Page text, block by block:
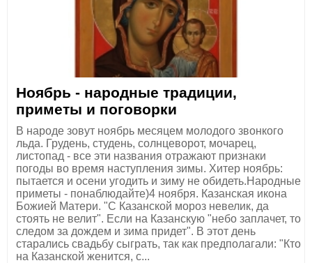
Ноябрь - народные традиции,
приметы и поговорки
В народе зовут ноябрь месяцем молодого звонкого
льда. Грудень, студень, солнцеворот, мочарец,
листопад - все эти названия отражают признаки
погоды во время наступления зимы. Хитер ноябрь:
пытается и осени угодить и зиму не обидеть.Народные
приметы - понаблюдайте)4 ноября. Казанская икона
Божией Матери. "С Казанской мороз невелик, да
стоять не велит". Если на Казанскую "небо заплачет, то
следом за дождем и зима придет". В этот день
старались свадьбу сыграть, так как предполагали: "Кто
на Казанской женится, с...